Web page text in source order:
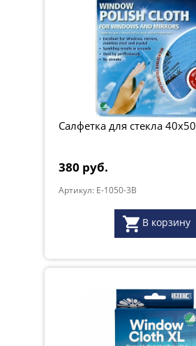
Салфетка для стекла 40x50
380 руб.
Артикул: E-1050-3B
В корзину